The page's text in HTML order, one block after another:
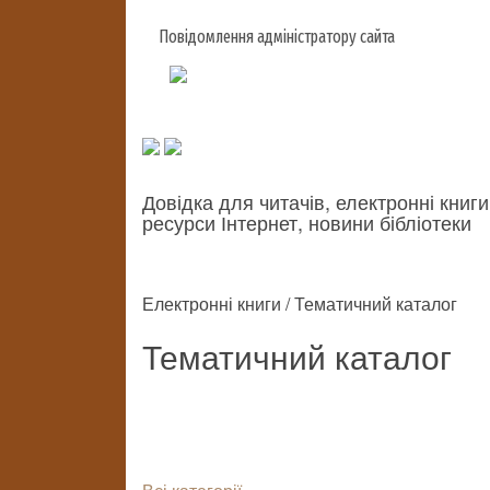
Повідомлення адміністратору сайта
Довідка для читачів, електронні
ресурси Інтернет, новини бібліотеки
Електронні книги / Тематичний каталог
Тематичний каталог